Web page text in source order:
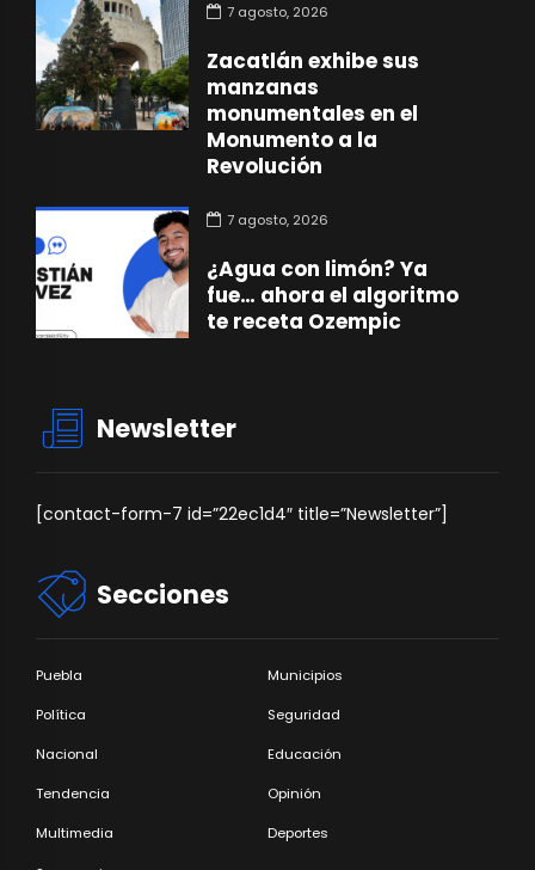
7 agosto, 2026
Zacatlán exhibe sus
manzanas
monumentales en el
Monumento a la
Revolución
7 agosto, 2026
¿Agua con limón? Ya
fue… ahora el algoritmo
te receta Ozempic
Newsletter
[contact-form-7 id=”22ec1d4″ title=”Newsletter”]
Secciones
Puebla Municipios
Política Seguridad
Nacional Educación
Tendencia Opinión
Multimedia Deportes